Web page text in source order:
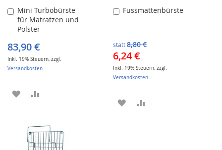
Mini Turbobürste
für Matratzen und
Polster
83,90 €
Inkl. 19% Steuern, zzgl.
Versandkosten
In
den
Warenkorb
ZUR
HINZUFÜGEN
HINZUFÜGEN
Fussmattenbürste
statt8,80 €
Sonderangebot
6,24 €
Inkl. 19% Steuern,zzgl.
Versandkosten
In
ZUR